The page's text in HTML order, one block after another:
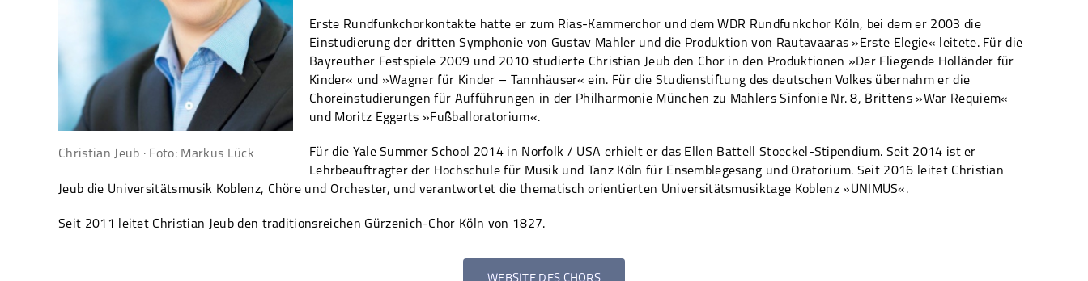
Christian Jeub · Foto: Markus Lück
Erste Rundfunkchorkontakte hatte er zum Rias-Kammerchor und dem WDR Rundfunkchor Köln, bei dem er 2003 die
Einstudierung der dritten Symphonie von Gustav Mahler und die Produktion von Rautavaaras »Erste Elegie« leitete. Für die
Bayreuther Festspiele 2009 und 2010 studierte Christian Jeub den Chor in den Produktionen »Der Fliegende Holländer für
Kinder« und »Wagner für Kinder – Tannhäuser« ein. Für die Studienstiftung des deutschen Volkes übernahm er die
Choreinstudierungen für Aufführungen in der Philharmonie München zu Mahlers Sinfonie Nr. 8, Brittens »War Requiem«
und Moritz Eggerts »Fußballoratorium«.
Für die Yale Summer School 2014 in Norfolk / USA erhielt er das Ellen Battell Stoeckel-Stipendium. Seit 2014 ist er
Lehrbeauftragter der Hochschule für Musik und Tanz Köln für Ensemblegesang und Oratorium. Seit 2016 leitet Christian
Jeub die Universitätsmusik Koblenz, Chöre und Orchester, und verantwortet die thematisch orientierten Universitätsmusiktage Koblenz »UNIMUS«.
Seit 2011 leitet Christian Jeub den traditionsreichen Gürzenich-Chor Köln von 1827.